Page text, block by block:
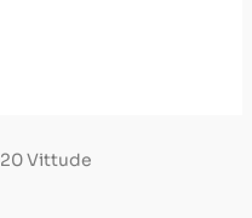
Vittude